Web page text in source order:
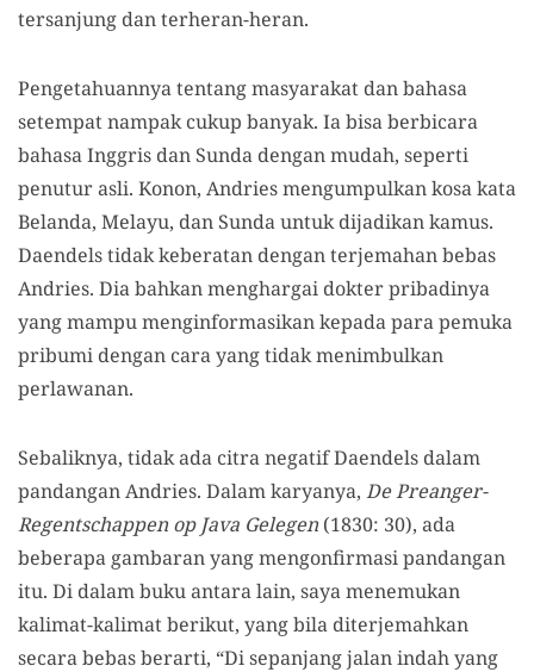
tersanjung dan terheran-heran.
Pengetahuannya tentang masyarakat dan bahasa
setempat nampak cukup banyak. Ia bisa berbicara
bahasa Inggris dan Sunda dengan mudah, seperti
penutur asli. Konon, Andries mengumpulkan kosa kata
Belanda, Melayu, dan Sunda untuk dijadikan kamus.
Daendels tidak keberatan dengan terjemahan bebas
Andries. Dia bahkan menghargai dokter pribadinya
yang mampu menginformasikan kepada para pemuka
pribumi dengan cara yang tidak menimbulkan
perlawanan.
Sebaliknya, tidak ada citra negatif Daendels dalam
pandangan Andries. Dalam karyanya, De Preanger-
Regentschappen op Java Gelegen (1830: 30), ada
beberapa gambaran yang mengonfirmasi pandangan
itu. Di dalam buku antara lain, saya menemukan
kalimat-kalimat berikut, yang bila diterjemahkan
secara bebas berarti, “Di sepanjang jalan indah yang